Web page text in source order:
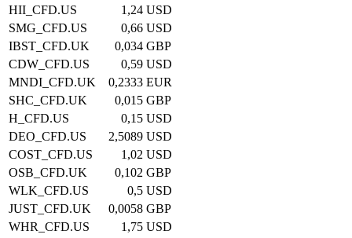
HII_CFD.US
1,24 USD
SMG_CFD.US
0,66 USD
IBST_CFD.UK
0,034 GBP
CDW_CFD.US
0,59 USD
MNDI_CFD.UK
0,2333 EUR
SHC_CFD.UK
0,015 GBP
H_CFD.US
0,15 USD
DEO_CFD.US
2,5089 USD
COST_CFD.US
1,02 USD
OSB_CFD.UK
0,102 GBP
WLK_CFD.US
0,5 USD
JUST_CFD.UK
0,0058 GBP
WHR_CFD.US
1,75 USD